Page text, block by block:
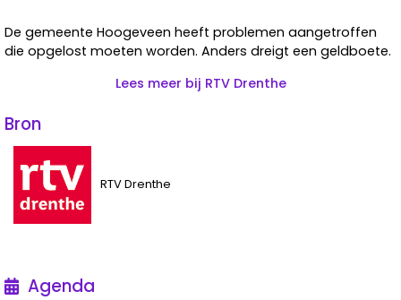
De gemeente Hoogeveen heeft problemen aangetroffen
die opgelost moeten worden. Anders dreigt een geldboete.
Lees meer bij RTV Drenthe
Bron
RTV Drenthe
Agenda